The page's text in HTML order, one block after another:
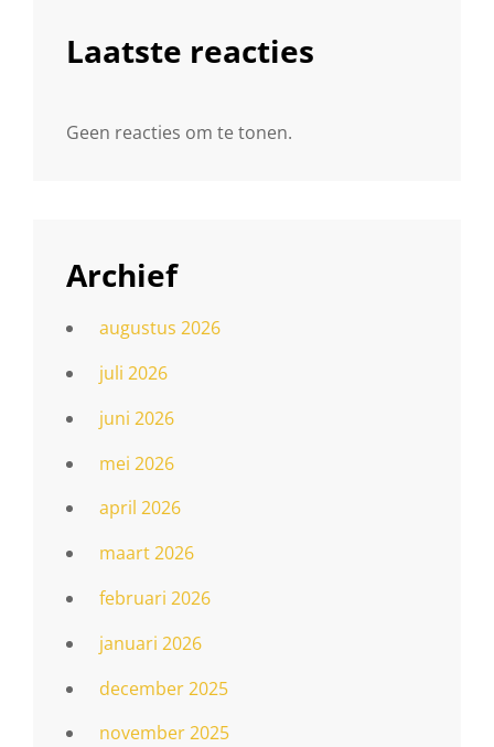
Laatste reacties
Geen reacties om te tonen.
Archief
augustus 2026
juli 2026
juni 2026
mei 2026
april 2026
maart 2026
februari 2026
januari 2026
december 2025
november 2025